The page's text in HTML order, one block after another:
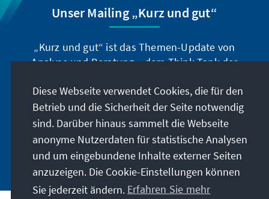
Unser Mailing „Kurz und gut“
„Kurz und gut“ ist das Themen-Update von
Analyse und Beratung – dem Think-Tank der
Fischer-Bollin informiert Sie in unregelmäßigen
Abständen in aller Kürze über Themen, die wir
für unsere nahe Zukunft für wichtig halten.
Jetzt abonnieren
Diese Webseite verwendet Cookies, die für den
Betrieb und die Sicherheit der Seite notwendig
sind. Darüber hinaus sammelt die Webseite
anonyme Nutzerdaten für statistische Analysen
und um eingebundene Inhalte externer Seiten
anzuzeigen. Die Cookie-Einstellungen können
Sie jederzeit ändern. Erfahren Sie mehr